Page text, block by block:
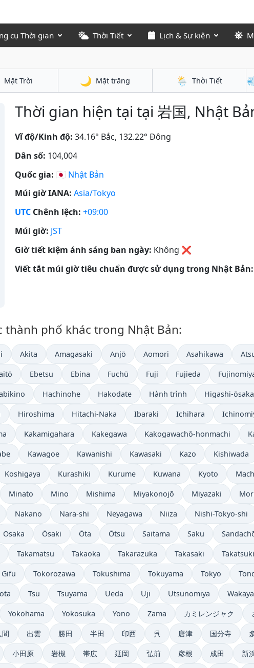
cụ Thời gian Thời Tiết Lịch & Sự kiện
Mặt Trời 🌙 Mặt trăng 🌦️ Thời Tiết
Thời gian hiện tại tại 岩国, Nhật
Vĩ độ/Kinh độ: 34.16° Bắc, 132.22° Đông
Dân số: 104,004
Quốc gia: 🇯🇵 Nhật Bản
Múi giờ IANA: Asia/Tokyo
UTC Chênh lệch: +09:00
Múi giờ: JST
Giờ tiết kiệm ánh sáng ban ngày: Không ❌
Viết tắt múi giờ tiêu chuẩn được sử dụng trong Nhật Bản:
thành phố khác trong Nhật Bản:
Akita Amagasaki Anjō Aomori Asahikawa
Ebetsu Ebina Fuchū Fuji Fujieda
Hachinohe Hakodate Hành trình Higashi-ōsaka
Hiroshima Hitachi-Naka Ibaraki Ichihara
Kakamigahara Kakegawa Kakogawachō-honmachi
Kawagoe Kawanishi Kawasaki Kazo Kishiwada
Koshigaya Kurashiki Kurume Kuwana Kyoto
Minato Mino Mishima Miyakonojō Miyazaki
Nakano Nara-shi Neyagawa Niiza Nishi-Tokyo-shi
Osaka Ōsaki Ōta Ōtsu Saitama Saku
Takamatsu Takaoka Takarazuka Takasaki Takatsuki
Tokorozawa Tokushima Tokuyama Tokyo
Tsu Tsuyama Ueda Uji Utsunomiya
Yokohama Yokosuka Yono Zama カミレンジャク
間 出雲 勝田 半田 印西 呉 唐津 国分寺
小田原 岩槻 帯広 延岡 弘前 彦根 成田 新